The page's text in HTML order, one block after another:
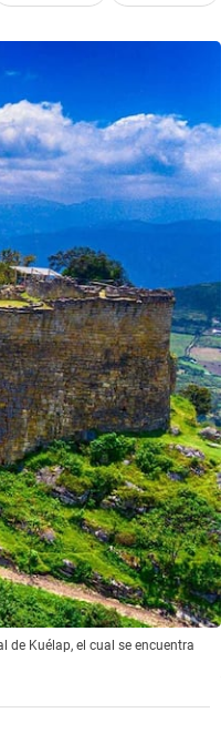
Kuélap, el cual se encuentra